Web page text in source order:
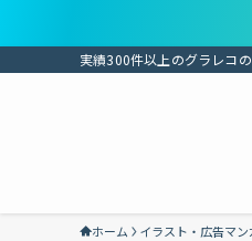
実績300件以上のグラレコ
ホーム イラスト・広告マ